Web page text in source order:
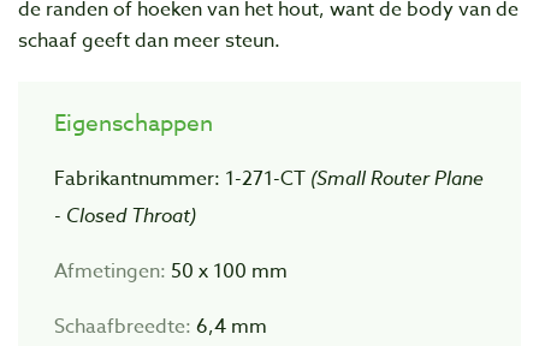
de randen of hoeken van het hout, want de body van de
schaaf geeft dan meer steun.
Eigenschappen
Fabrikantnummer: 1-271-CT (Small Router Plane
- Closed Throat)
Afmetingen: 50 x 100 mm
Schaafbreedte: 6,4 mm